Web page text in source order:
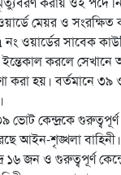
মেয়র ও সংরক্ষিত
ওয়ার্ডের সাবেক
ইন্তেকাল করলে সেখানে
করা হয়। বর্তমানে
ভোট কেন্দ্রকে
আইন-শৃঙ্খলা বাহিনী।
১৬ জন ও গুরুত্বপূর্ণ